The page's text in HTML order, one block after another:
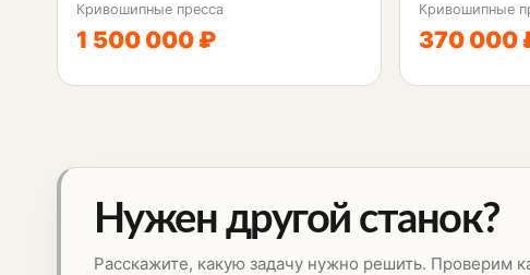
Кривошипные пресса
1 500 000 ₽
Кривошипные
370 000
Нужен другой станок?
Расскажите, какую задачу нужно решить. Проверим